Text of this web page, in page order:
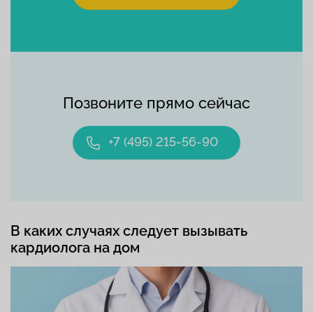
Позвоните прямо сейчас
+7 (495) 215-56-90
В каких случаях следует вызывать
кардиолога на дом